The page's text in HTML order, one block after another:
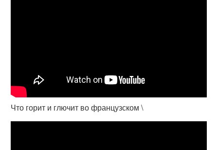
Что горит и глючит во французском \